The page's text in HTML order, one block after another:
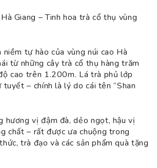
Giang – Tinh hoa trà cổ thụ vùng
niềm tự hào của vùng núi cao Hà
từ những cây trà cổ thụ hàng trăm
cao trên 1.200m. Lá trà phủ lớp
– chính là lý do cái tên “Shan
hương vị đậm đà, dẻo ngọt, hậu vị
chất – rất được ưa chuộng trong
trà đạo và các sản phẩm quà tặng